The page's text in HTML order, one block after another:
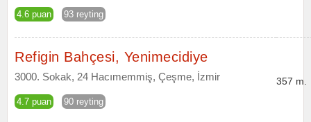
4.6 puan 93 reyting
Refigin Bahçesi, Yenimecidiye
3000. Sokak, 24 Hacımemmiş, Çeşme, İzmir
4.7 puan 90 reyting
357 m.